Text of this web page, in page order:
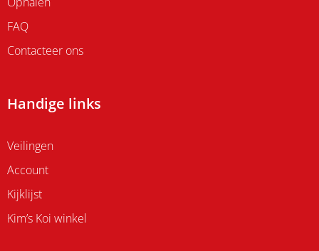
FAQ
Contacteer ons
Handige links
Veilingen
Account
Kijklijst
Kim’s Koi winkel